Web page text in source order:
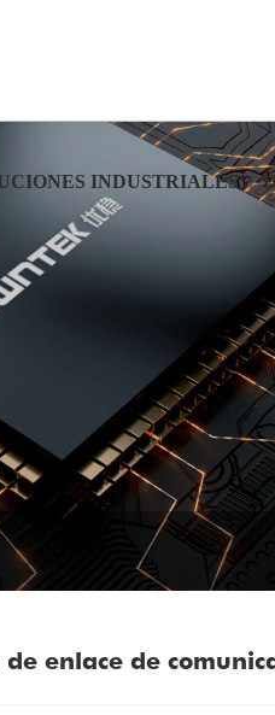
INDUSTRIALES
enlace de